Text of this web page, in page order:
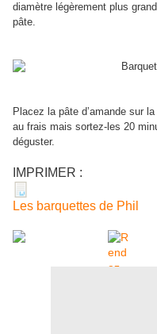
diamètre légèrement plus
pâte.
Placez la pâte d’amande sur
au frais mais sortez-les 20
déguster.
IMPRIMER :
Les barquettes de Phil